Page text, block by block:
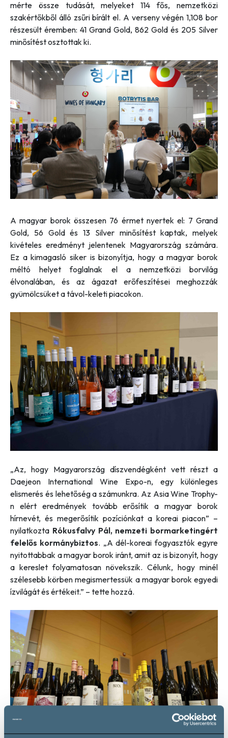
mérte össze tudását, melyeket 114 fős, nemzetközi
szakértőkből álló zsűri bírált el. A verseny végén 1,108 bor
részesült éremben: 41 Grand Gold, 862 Gold és 205 Silver
minősítést osztottak ki.
A magyar borok összesen 76 érmet nyertek el: 7 Grand
Gold, 56 Gold és 13 Silver minősítést kaptak, melyek
kivételes eredményt jelentenek Magyarország számára.
Ez a kimagasló siker is bizonyítja, hogy a magyar borok
méltó helyet foglalnak el a nemzetközi borvilág
élvonalában, és az ágazat erőfeszítései meghozzák
gyümölcsüket a távol-keleti piacokon.
„Az, hogy Magyarország díszvendégként vett részt a
Daejeon International Wine Expo-n, egy különleges
elismerés és lehetőség a számunkra. Az Asia Wine Trophy-
n elért eredmények tovább erősítik a magyar borok
hírnevét, és megerősítik pozíciónkat a koreai piacon” –
nyilatkozta Rókusfalvy Pál, nemzeti bormarketingért
felelős kormánybiztos. „A dél-koreai fogyasztók egyre
nyitottabbak a magyar borok iránt, amit az is bizonyít, hogy
a kereslet folyamatosan növekszik. Célunk, hogy minél
szélesebb körben megismertessük a magyar borok egyedi
ízvilágát és értékeit.” – tette hozzá.